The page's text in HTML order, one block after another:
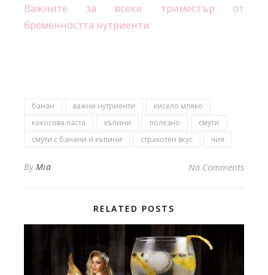
Важните за всеки триместър от
бременността нутриенти
банан важни нутриенти
кисело мляко
кокосова паста
къпини полезно
смути
смути с банани и къпини
страхотен вкус чия
By Mia No Comments
RELATED POSTS